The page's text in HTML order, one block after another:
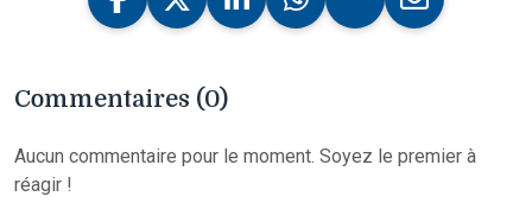
Commentaires (0)
Aucun commentaire pour le moment. Soyez le premier à
réagir !